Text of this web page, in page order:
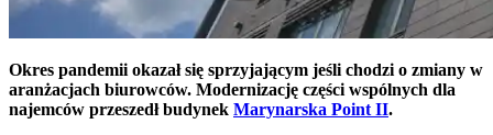
Okres pandemii okazał się sprzyjającym jeśli chodzi o zmiany w
aranżacjach biurowców. Modernizację części wspólnych dla
najemców przeszedł budynek Marynarska Point II.